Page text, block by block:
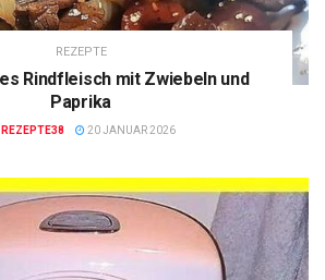
REZEPTE
Rindfleisch mit Zwiebeln und
Paprika
REZEPTE38 20 JANUAR 2026